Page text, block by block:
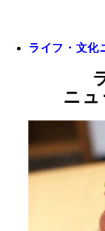
ライフ・文化
ニ